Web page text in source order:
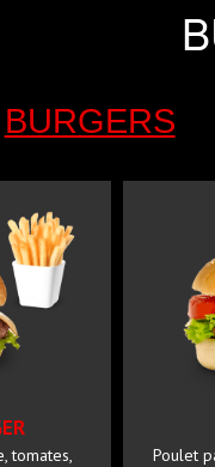
BURGERS
tomates,
Poulet